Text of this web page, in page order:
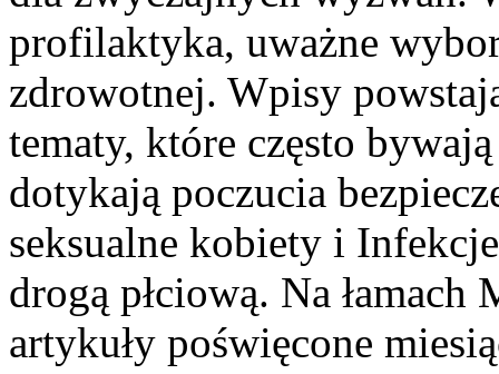
profilaktyka, uważne
zdrowotnej. Wpisy
tematy, które często
dotykają poczucia
seksualne kobiety i
drogą płciową. Na
artykuły poświęcone